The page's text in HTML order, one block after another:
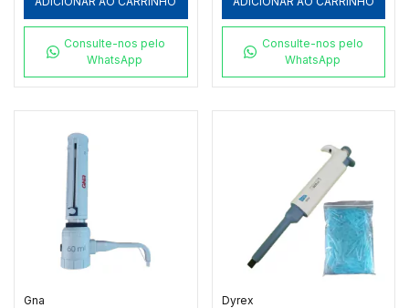
Consulte-nos pelo
WhatsApp
Consulte-nos pelo
WhatsApp
Gna Dyrex